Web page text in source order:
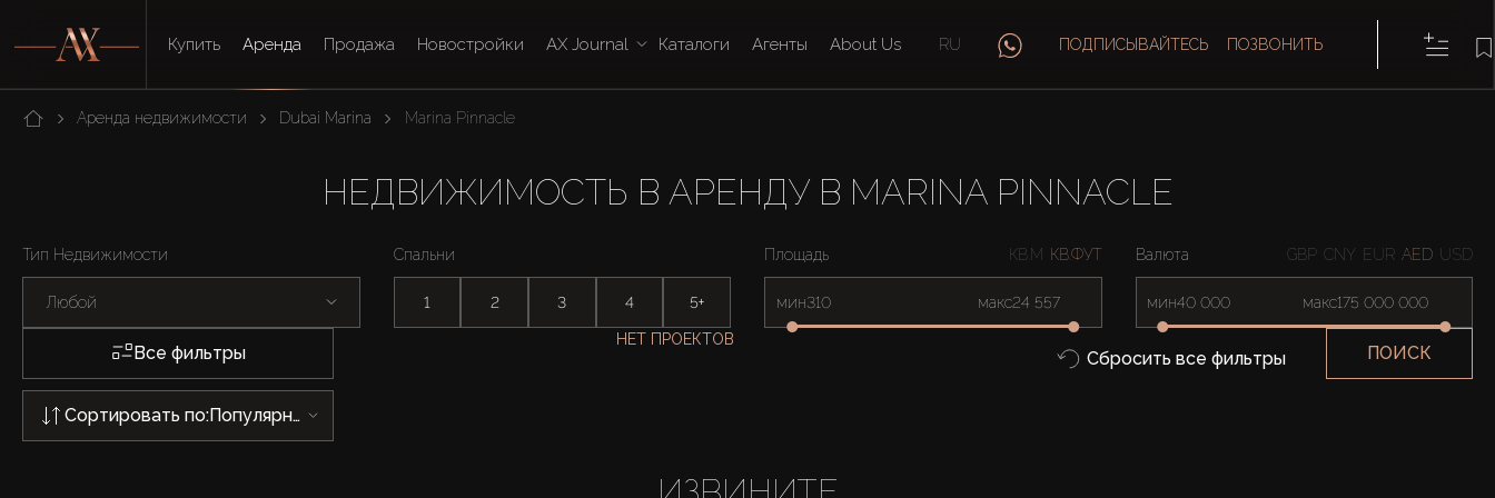
Купить Аренда Продажа Новостройки AX Journal Каталоги Агенты About Us RU ПОДПИСЫВАЙТЕСЬ ПОЗВОНИТЬ
Аренда недвижимости Dubai Marina Marina Pinnacle
НЕДВИЖИМОСТЬ В АРЕНДУ В MARINA PINNACLE
Тип Недвижимости
Любой
Спальни
1 2 3 4 5+
Площадь КВ.М КВ.ФУТ
мин макс
Валюта GBP CNY EUR AED USD
мин макс
Все фильтры
НЕТ ПРОЕКТОВ
Сбросить все фильтры ПОИСК
Сортировать по: Популярности